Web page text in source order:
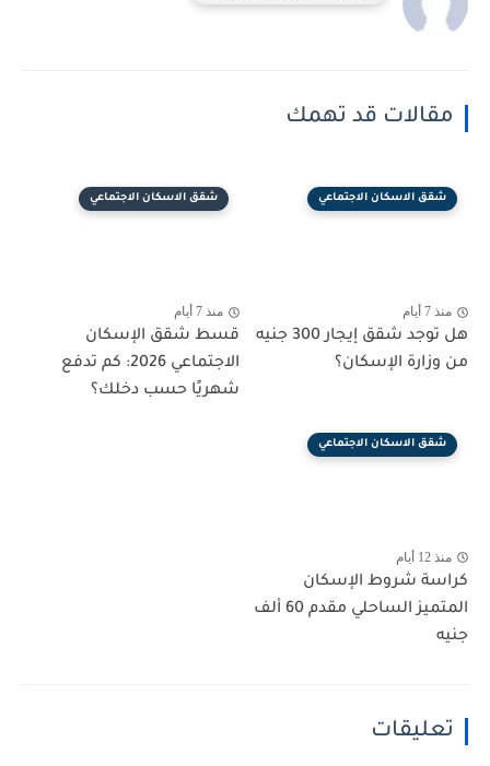
مقالات قد تهمك
شقق الاسكان الاجتماعي
منذ 7 أيام
هل توجد شقق إيجار 300 جنيه
من وزارة الإسكان؟
شقق الاسكان الاجتماعي
منذ 7 أيام
قسط شقق الإسكان
الاجتماعي 2026: كم تدفع
شهريًا حسب دخلك؟
شقق الاسكان الاجتماعي
منذ 12 أيام
كراسة شروط الإسكان
المتميز الساحلي مقدم 60 ألف
جنيه
تعليقات